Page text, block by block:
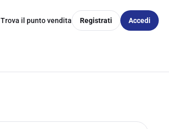
Trova il punto vendita Registrati Accedi